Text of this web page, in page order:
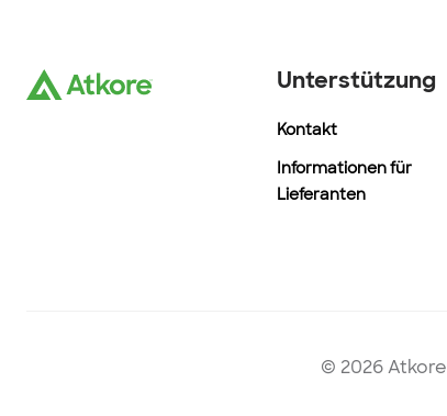
Unterstützung
Kontakt
Informationen für
Lieferanten
© 2026 Atkore